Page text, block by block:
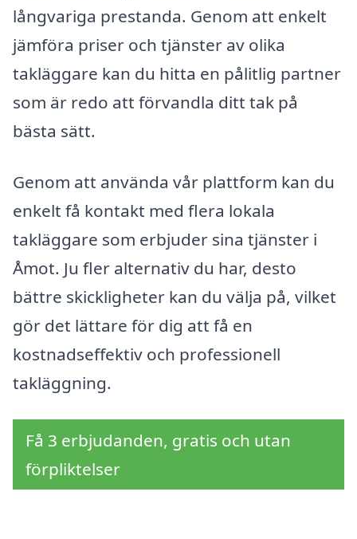
långvariga prestanda. Genom att enkelt
jämföra priser och tjänster av olika
takläggare kan du hitta en pålitlig partner
som är redo att förvandla ditt tak på
bästa sätt.
Genom att använda vår plattform kan du
enkelt få kontakt med flera lokala
takläggare som erbjuder sina tjänster i
Åmot. Ju fler alternativ du har, desto
bättre skickligheter kan du välja på, vilket
gör det lättare för dig att få en
kostnadseffektiv och professionell
takläggning.
Få 3 erbjudanden, gratis och utan
förpliktelser